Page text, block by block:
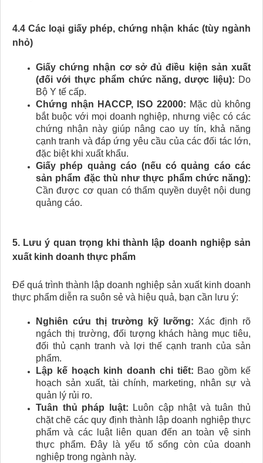
4.4 Các loại giấy phép, chứng nhận khác (tùy ngành
nhỏ)
Giấy chứng nhận cơ sở đủ điều kiện sản xuất
(đối với thực phẩm chức năng, dược liệu): Do
Bộ Y tế cấp.
Chứng nhận HACCP, ISO 22000: Mặc dù không
bắt buộc với mọi doanh nghiệp, nhưng việc có các
chứng nhận này giúp nâng cao uy tín, khả năng
cạnh tranh và đáp ứng yêu cầu của các đối tác lớn,
đặc biệt khi xuất khẩu.
Giấy phép quảng cáo (nếu có quảng cáo các
sản phẩm đặc thù như thực phẩm chức năng):
Cần được cơ quan có thẩm quyền duyệt nội dung
quảng cáo.
5. Lưu ý quan trọng khi thành lập doanh nghiệp sản
xuất kinh doanh thực phẩm
Để quá trình thành lập doanh nghiệp sản xuất kinh doanh
thực phẩm diễn ra suôn sẻ và hiệu quả, bạn cần lưu ý:
Nghiên cứu thị trường kỹ lưỡng: Xác định rõ
ngách thị trường, đối tượng khách hàng mục tiêu,
đối thủ cạnh tranh và lợi thế cạnh tranh của sản
phẩm.
Lập kế hoạch kinh doanh chi tiết: Bao gồm kế
hoạch sản xuất, tài chính, marketing, nhân sự và
quản lý rủi ro.
Tuân thủ pháp luật:
Luôn cập nhật và tuân thủ
chặt chẽ các quy định thành lập doanh nghiệp thực
phẩm và các luật liên quan đến an toàn vệ sinh
thực phẩm. Đây là yếu tố sống còn của doanh
nghiệp trong ngành này.